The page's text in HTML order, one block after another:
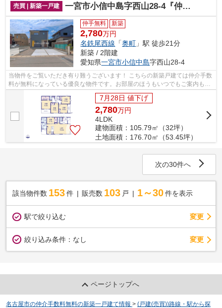
売買 | 新築一戸建 一宮市小信中島字西山28-4『仲介料無料』新築戸建て
仲手無料 新築
2,780万円
名鉄尾西線 「奥町 」駅 徒歩21分
新築 / 2階建
愛知県一宮市小信中島字西山28-4
当物件をご覧いただき有り難うございます！ こちらの新築戸建ては仲介手数
料が無料になっている優良な物件です。お部屋のほうもいつでもご案内もさ
せて頂きますのでお気軽にお問合せ下...
7月28日 値下げ
2,780万円
4LDK
建物面積：105.79㎡（32坪）
土地面積：176.70㎡（53.45坪）
次の30件へ
該当物件数 153件 販売数 103 戸 1～30 件を表示
駅で絞り込む 変更
絞り込み条件： なし 変更
ページトップへ
名古屋市の仲介手数料無料の新築一戸建て情報 > (戸建(売買))路線・駅から探